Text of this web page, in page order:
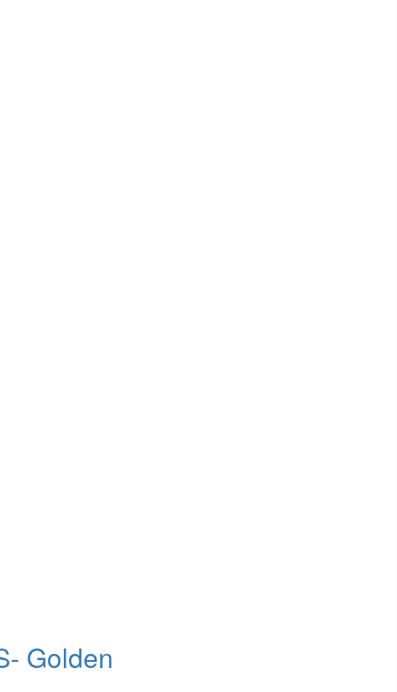
Golden